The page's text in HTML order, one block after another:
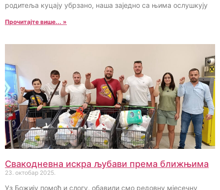
родитеља куцају убрзано, наша заједно са њима ослушкују
Прочитајте више... »
Свакодневна искра љубави према ближњима
23. октобар 2025.
Уз Божију помоћ и слогу, обавили смо редовну мјесечну